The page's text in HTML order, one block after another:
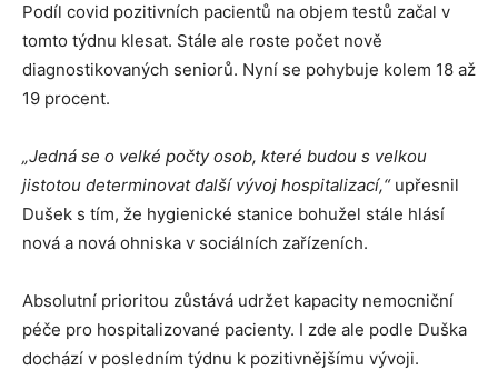
Podíl covid pozitivních pacientů na objem testů začal v
tomto týdnu klesat. Stále ale roste počet nově
diagnostikovaných seniorů. Nyní se pohybuje kolem 18 až
19 procent.
„Jedná se o velké počty osob, které budou s velkou
jistotou determinovat další vývoj hospitalizací,“upřesnil
Dušek s tím, že hygienické stanice bohužel stále hlásí
nová a nová ohniska v sociálních zařízeních.
Absolutní prioritou zůstává udržet kapacity nemocniční
péče pro hospitalizované pacienty. I zde ale podle Duška
dochází v posledním týdnu k pozitivnějšímu vývoji.